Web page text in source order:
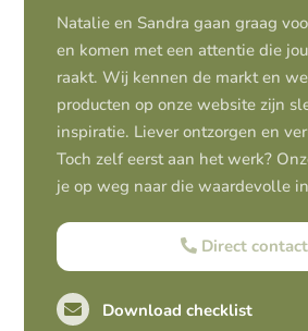
Natalie en Sandra gaan graag
en komen met een attentie die
raakt. Wij kennen de markt en
producten op onze website zijn
inspiratie. Liever ontzorgen en
Toch zelf eerst aan het werk?
je op weg naar die waardevolle
Direct contact
Download checklist